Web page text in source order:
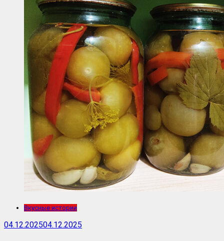
Вкусные истории
04.12.202504.12.2025